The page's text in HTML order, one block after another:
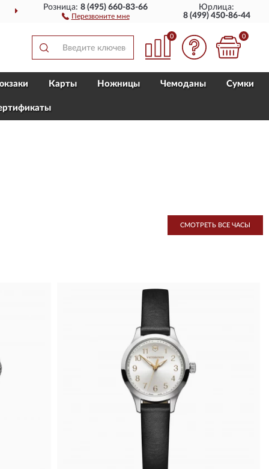
ПОЛНЫЙАССОРТИМЕНТ
Розница:8 (495) 660-83-66
Перезвоните мне
Юрлица:
8 (499) 450-86-44
0 0
Карты Ножницы Чемоданы Сумки
СМОТРЕТЬ ВСЕ ЧАСЫ